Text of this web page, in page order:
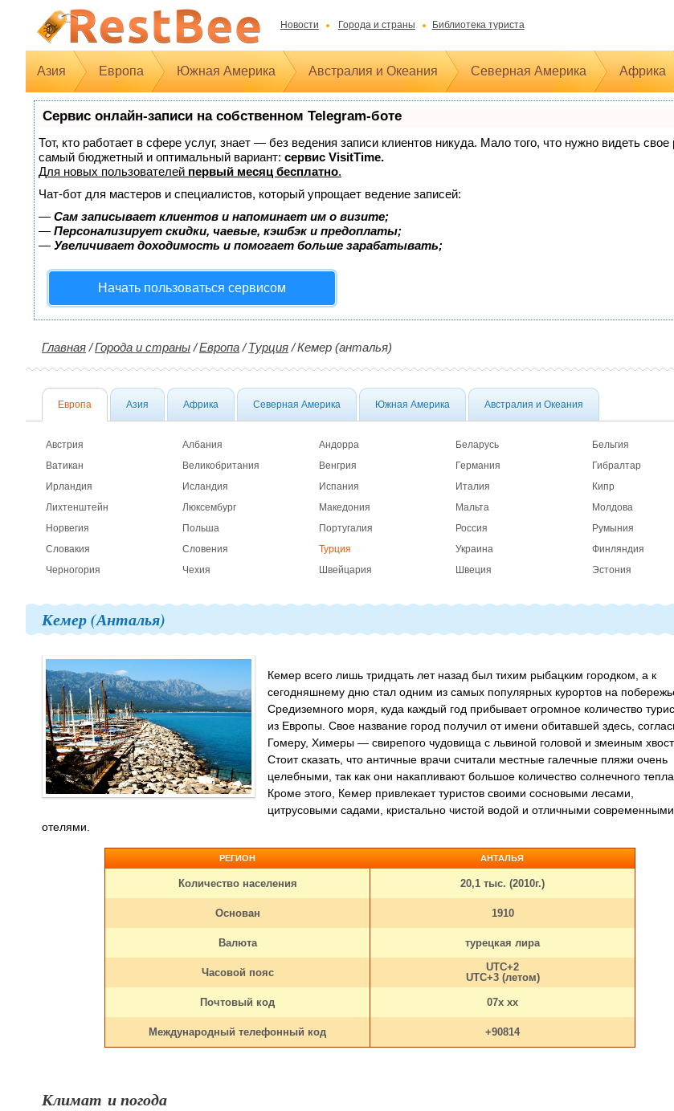
Новости Города и страны Библиотека туриста
Азия Европа Южная Америка Австралия и Океания Северная Америка Африка
Сервис онлайн-записи на собственном Telegram-боте
Тот, кто работает в сфере услуг, знает — без ведения записи клиентов никуда. Мало того, что нужно видеть
самый бюджетный и оптимальный вариант: сервис VisitTime.
Для новых пользователей первый месяц бесплатно.
Чат-бот для мастеров и специалистов, который упрощает ведение записей:
— Сам записывает клиентов и напоминает им о визите;
— Персонализирует скидки, чаевые, кэшбэк и предоплаты;
— Увеличивает доходимость и помогает больше зарабатывать;
Начать пользоваться сервисом
Главная /Города и страны /Европа / Турция /Кемер (анталья)
Европа Азия Африка Северная Америка Южная Америка Австралия и Океания
Австрия Албания Андорра Беларусь Бельгия
Ватикан
Великобритания Венгрия Германия Гибралтар
Ирландия
Исландия Испания Италия Кипр
Лихтенштейн
Люксембург Македония Мальта Молдова
Норвегия
Польша Португалия Россия Румыния
Словакия
Словения Турция Украина Финляндия
Черногория
Чехия Швейцария Швеция Эстония
Кемер (Анталья)
Кемер всего лишь тридцать лет назад был тихим рыбацким городком, а к
сегодняшнему дню стал одним из самых популярных курортов на
Средиземного моря, куда каждый год прибывает огромное количество
из Европы. Свое название город получил от имени обитавшей здесь,
Гомеру, Химеры — свирепого чудовища с львиной головой и змеиным
Стоит сказать, что античные врачи считали местные галечные пляжи очень
целебными, так как они накапливают большое количество солнечного тепла.
Кроме этого, Кемер привлекает туристов своими сосновыми лесами,
цитрусовыми садами, кристально чистой водой и отличными современными
отелями.
РЕГИОН АНТАЛЬЯ
Количество населения 20,1 тыс. (2010г.)
Основан 1910
Валюта турецкая лира
Часовой пояс
UTC+2
UTC+3 (летом)
Почтовый код 07x xx
Международный телефонный код +90814
Климат и погода